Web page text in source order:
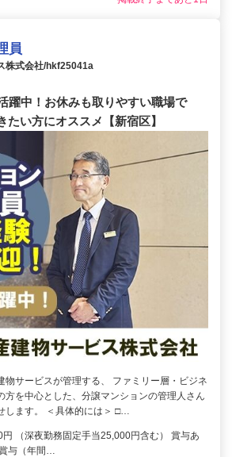
員
株式会社/hkf25041a
躍中！お休みも取りやすい職場で
たい方にオススメ【新宿区】
物サービスが管理する、 ファミリー層・ビジネ
方を中心とした、分譲マンションの管理人さん
します。 ＜具体的には＞ □…
円 （深夜勤務固定手当25,000円含む） 賞与あ
与（年間…